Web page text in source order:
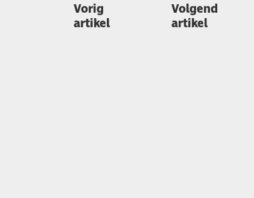
Vorig
artikel
Volgend
artikel